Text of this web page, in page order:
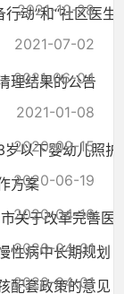
动”和“社区医生
2021-10-28
2021-07-02
理结果的公告
2021-06-04
2021-01-08
以下婴幼儿照护
2020-09-15
方案
2020-06-19
关于改革完善医
2020-04-16
性病中长期规划
2020-04-01
配套政策的意见
2020-04-01